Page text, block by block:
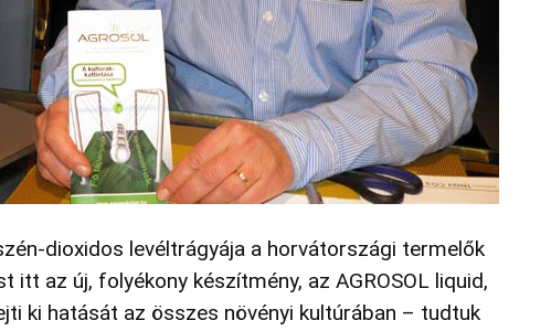
dioxidos levéltrágyája a horvátországi termelők
az új, folyékony készítmény, az AGROSOL liquid,
ki hatását az összes növényi kultúrában – tudtuk